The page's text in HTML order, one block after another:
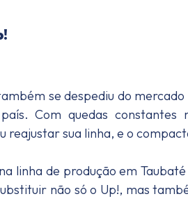
se despediu do
Com quedas constantes
reajustar sua linha, e o
linha de produção em
não só o Up!, mas